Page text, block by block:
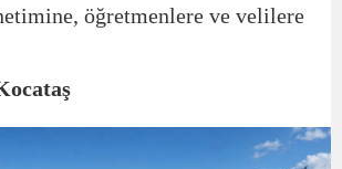
öğretmenlere ve velilere